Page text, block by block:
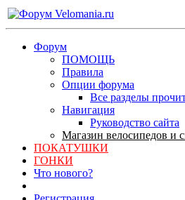
Форум
ПОМОЩЬ
Правила
Опции форума
Все разделы
Навигация
Руководство сайта
Магазин велосипедов и
ПОКАТУШКИ
ГОНКИ
Что нового?